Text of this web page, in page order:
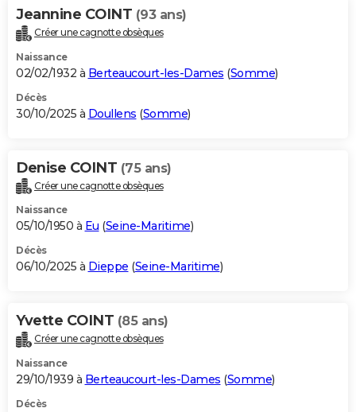
Jeannine COINT (93 ans)
Créer une cagnotte obsèques
Naissance
02/02/1932 à Berteaucourt-les-Dames (Somme)
Décès
30/10/2025 à Doullens (Somme)
Denise COINT (75 ans)
Créer une cagnotte obsèques
Naissance
05/10/1950 à Eu (Seine-Maritime)
Décès
06/10/2025 à Dieppe (Seine-Maritime)
Yvette COINT (85 ans)
Créer une cagnotte obsèques
Naissance
29/10/1939 à Berteaucourt-les-Dames (Somme)
Décès